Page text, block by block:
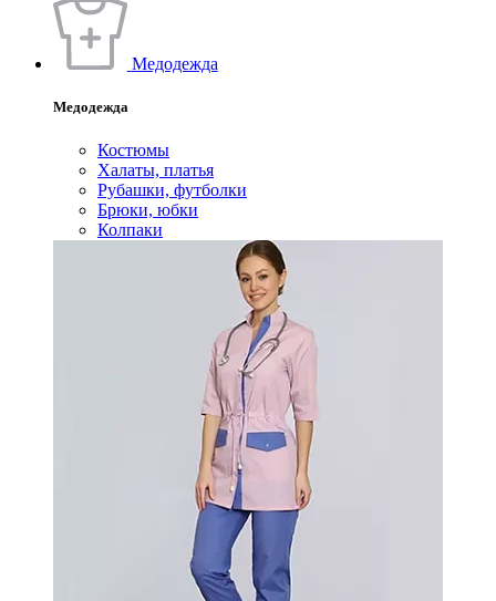
Медодежда
Медодежда
Костюмы
Халаты, платья
Рубашки, футболки
Брюки, юбки
Колпаки